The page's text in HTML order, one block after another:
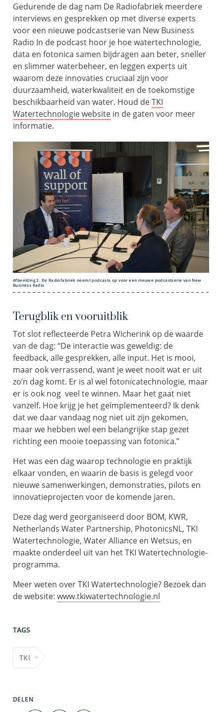
Gedurende de dag nam De Radiofabriek meerdere
interviews en gesprekken op met diverse experts
voor een nieuwe podcastserie van New Business
Radio In de podcast hoor je hoe watertechnologie,
data en fotonica samen bijdragen aan beter, sneller
en slimmer waterbeheer, en leggen experts uit
waarom deze innovaties cruciaal zijn voor
duurzaamheid, waterkwaliteit en de toekomstige
beschikbaarheid van water. Houd deTKI
Watertechnologie website in de gaten voor meer
informatie.
Afbeelding 3. De Radiofabriek neemt podcasts op voor een nieuwe podcastserie van New
Business Radio
Terugblik en vooruitblik
Tot slot reflecteerde Petra Wicherink op de waarde
van de dag: “De interactie was geweldig: de
feedback, alle gesprekken, alle input. Het is mooi,
maar ook verrassend, want je weet nooit wat er uit
zo’n dag komt. Er is al wel fotonicatechnologie, maar
er is ook nog veel te winnen. Maar het gaat niet
vanzelf. Hoe krijg je het geïmplementeerd? Ik denk
dat we daar vandaag nog niet uit zijn gekomen,
maar we hebben wel een belangrijke stap gezet
richting een mooie toepassing van fotonica.”
Het was een dag waarop technologie en praktijk
elkaar vonden, en waarin de basis is gelegd voor
nieuwe samenwerkingen, demonstraties, pilots en
innovatieprojecten voor de komende jaren.
Deze dag werd georganiseerd door BOM, KWR,
Netherlands Water Partnership, PhotonicsNL, TKI
Watertechnologie, Water Alliance en Wetsus, en
maakte onderdeel uit van het TKI Watertechnologie-
programma.
Meer weten over TKI Watertechnologie? Bezoek dan
de website: www.tkiwatertechnologie.nl
TAGS
TKI
DELEN